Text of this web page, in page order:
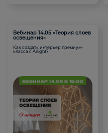
Вебинар 14.05 «Теория слоев
освещения»
Как создать интерьер премиум-
класса с Arlight?